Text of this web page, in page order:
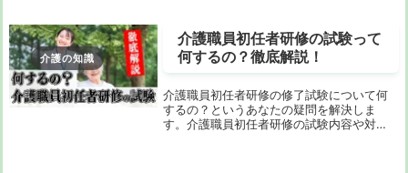
介護の知識
介護職員初任者研修の試験って
何するの？徹底解説！
介護職員初任者研修の修了試験について何
するの？というあなたの疑問を解決しま
す。介護職員初任者研修の試験内容や対